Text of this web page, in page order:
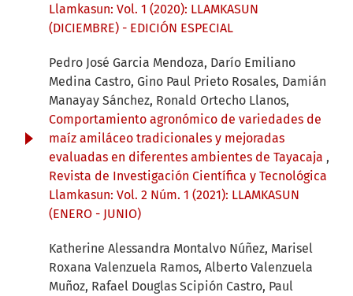
Llamkasun: Vol. 1 (2020): LLAMKASUN
(DICIEMBRE) - EDICIÓN ESPECIAL
Pedro José Garcia Mendoza, Darío Emiliano
Medina Castro, Gino Paul Prieto Rosales, Damián
Manayay Sánchez, Ronald Ortecho Llanos,
Comportamiento agronómico de variedades de
maíz amiláceo tradicionales y mejoradas
evaluadas en diferentes ambientes de Tayacaja ,
Revista de Investigación Científica y Tecnológica
Llamkasun: Vol. 2 Núm. 1 (2021): LLAMKASUN
(ENERO - JUNIO)
Katherine Alessandra Montalvo Núñez, Marisel
Roxana Valenzuela Ramos, Alberto Valenzuela
Muñoz, Rafael Douglas Scipión Castro, Paul